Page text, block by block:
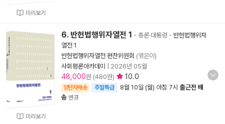
미리보기
미리보기
6. 반헌법행위자열전 1 - 총론·대통령 - 반헌법행위자
열전 1
반헌법행위자열전 편찬위원회 (엮은이)
사회평론아카데미
2026년 05월
48,000원 (480원) 10.0
양탄자배송 주말특급 8월 10일 (월) 아침 7시 출근전 배
송 변경